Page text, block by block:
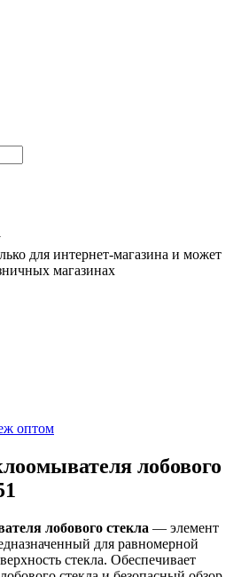
для интернет-магазина и может
магазинах
оптом
лобового
лобового стекла — элемент
для равномерной
стекла. Обеспечивает